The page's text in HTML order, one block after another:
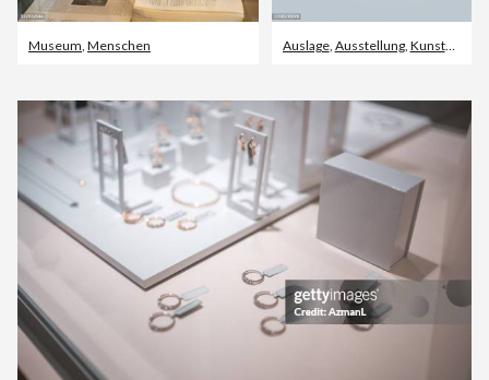
Museum Menschen Auslage, Ausstellung, Kunstmuseum